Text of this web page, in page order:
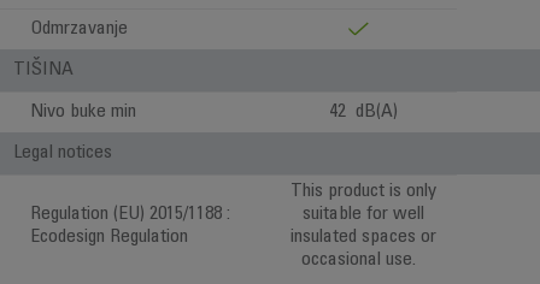
Odmrzavanje
TIŠINA
Nivo buke min 42 dB(A)
Legal notices
Regulation (EU) 2015/1188 :
Ecodesign Regulation
This product is only
suitable for well
insulated spaces or
occasional use.